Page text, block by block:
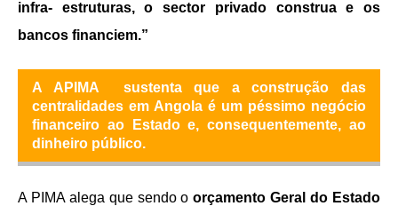
infra- estruturas, o sector privado construa e os
bancos financiem.”
A APIMA sustenta que a construção das
centralidades em Angola é um péssimo negócio
financeiro ao Estado e, consequentemente, ao
dinheiro público.
A PIMA alega que sendo oorçamento Geral do Estado